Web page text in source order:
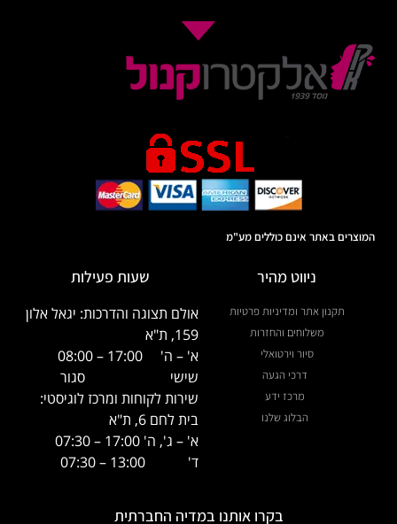
המוצרים באתר אינם כוללים מע"מ
ניווט מהיר
תקנון אתר ומדיניות פרטיות
משלוחים והחזרות
סיור וירטואלי
דרכי הגעה
מרכז ידע
הבלוג שלנו
שעות פעילות
אולם תצוגה והדרכות: יגאל אלון
159, ת"א
א' – ה'
17:00 – 08:00
שישי
סגור
שירות לקוחות ומרכז לוגיסטי:
בית לחם 6, ת"א
א' – ג', ה' 17:00 – 07:30
ד' 13:00 – 07:30
בקרו אותנו במדיה החברתית